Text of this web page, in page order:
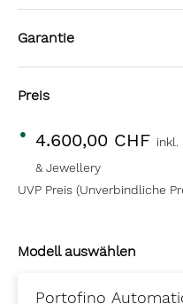
Garantie
Preis
4.600,00 CHF inkl.
& Jewellery
UVP Preis (Unverbindliche
Modell auswählen